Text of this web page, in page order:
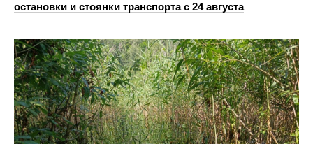
остановки и стоянки транспорта с 24 августа